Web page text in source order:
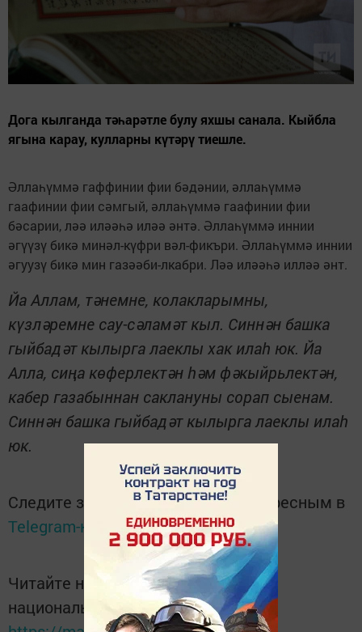
Дога кылганда тәһарәтле булу яхшы санала. Кыйбла
ягына карау, кулларны күтәрү тиешле.
Әллаһүммә гаффинии фии бәдәнии, әллаһүммә
гаафинии фии сәмгый, әллаһүммә гаафинии фии
бәсарии, ләә иләәһә иләә әнтә. Әллаһүммә иннии
әгүүзү бикә минәл-күфри вәл-фикъри. Әллаһүммә иннии
әгуузү бикә мин газәәби-лкабри. Ләә иләәһә илләә әнт.
Йа Аллам, тәнемне, колакларымны,
күзләремне сау-сәламәт кыл. Синнән башка
гыйбадәт кылырга лаеклы хак илаһ юк. Йа
Алла, сиңа көферлектән һәм фәкыйрьлектән,
кабер газабыннан саклануны сорап сыенам.
Синнән башка гыйбадәт кылырга лаеклы илаһ
юк.
Следите за самым важным и интересным в
Telegram-каналеТатмедиа
Читайте новости Татарстана в
национальном мессенджере MАХ: